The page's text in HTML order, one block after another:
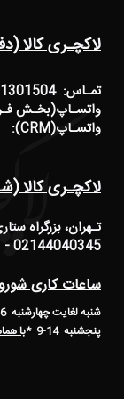
لاکچـری کالا
تمـاس: 02191301504 - 02144005400
واتسـاپ(بخـش فـروش):
واتسـاپ(CRM): 09999971097
لاکچـری کالا
تـهران، بزرگراه
02144040345 - 02144040225
ساعات کاری
شنبه لغایت چهارشنبه 16-9 *
پنجشنبه 14-9
*با